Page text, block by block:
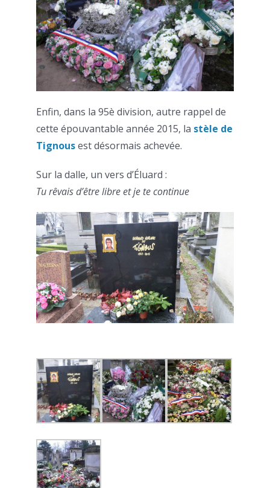
Enfin, dans la 95è division, autre rappel de
cette épouvantable année 2015, la stèle de
Tignousest désormais achevée.
Sur la dalle, un vers d’Éluard :
Tu rêvais d’être libre et je te continue